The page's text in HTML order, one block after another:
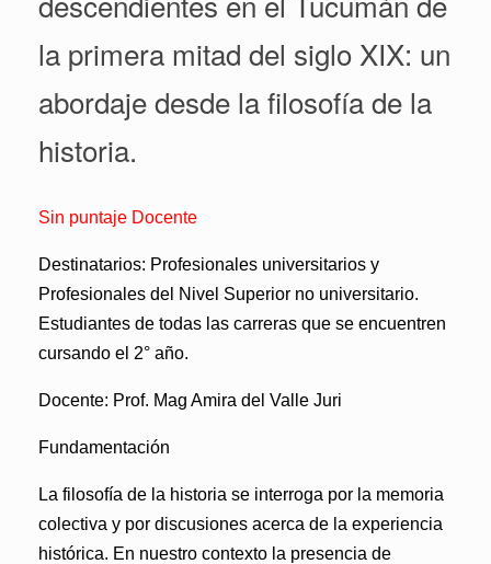
la primera mitad del siglo XIX: un
abordaje desde la filosofía de la
historia.
Sin puntaje Docente
Destinatarios: Profesionales universitarios y
Profesionales del Nivel Superior no universitario.
Estudiantes de todas las carreras que se encuentren
cursando el 2° año.
Docente: Prof. Mag Amira del Valle Juri
Fundamentación
La filosofía de la historia se interroga por la memoria
colectiva y por discusiones acerca de la experiencia
histórica. En nuestro contexto la presencia de